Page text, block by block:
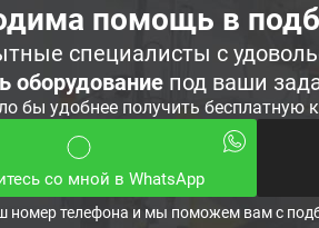
помощь в
специалисты с
оборудование под ваши
бы удобнее получить бесплатную
со мной в WhatsApp
номер телефона и мы поможем вам с